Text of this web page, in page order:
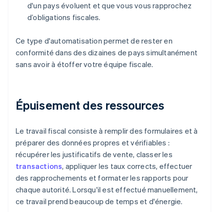
d'un pays évoluent et que vous vous rapprochez
d’obligations fiscales.
Ce type d'automatisation permet de rester en
conformité dans des dizaines de pays simultanément
sans avoir à étoffer votre équipe fiscale.
Épuisement des ressources
Le travail fiscal consiste à remplir des formulaires et à
préparer des données propres et vérifiables :
récupérer les justificatifs de vente, classer les
transactions, appliquer les taux corrects, effectuer
des rapprochements et formater les rapports pour
chaque autorité. Lorsqu'il est effectué manuellement,
ce travail prend beaucoup de temps et d'énergie.